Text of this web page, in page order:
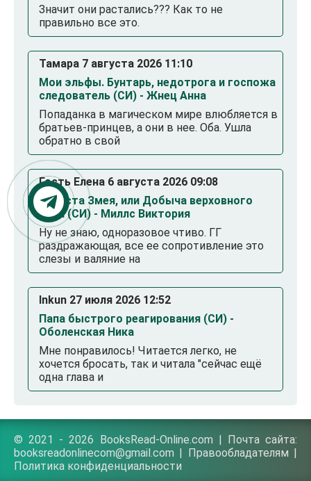
Значит они растались??? Как то не
правильно все это.
Тамара 7 августа 2026 11:10
Мои эльфы. Бунтарь, недотрога и госпожа
следователь (СИ) - Жнец Анна
Попаданка в магическом мире влюбляется в
братьев-принцев, а они в нее. Оба. Ушла
обратно в свой
Гость Елена 6 августа 2026 09:08
Невеста Змея, или Добыча верховного
Нага (СИ) - Миллс Виктория
Ну не знаю, одноразовое чтиво. ГГ
раздражающая, все ее сопротивление это
слезы и валяние на
Inkun 27 июля 2026 12:52
Папа быстрого реагирования (СИ) -
Оболенская Ника
Мне понравилось! Читается легко, не
хочется бросать, так и читала "сейчас ещё
одна глава и
© 2021 - 2026 BooksRead-Online.com | Почта сайта:
booksreadonlinecom@gmail.com | Правообладателям |
Политика конфиденциальности